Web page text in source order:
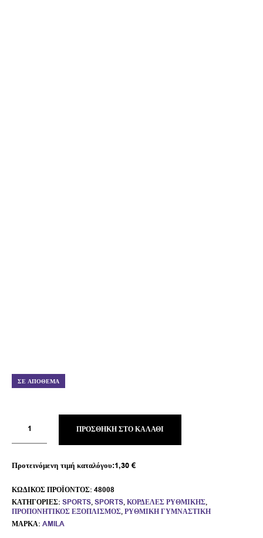
ΣΕ ΑΠΌΘΕΜΑ
ΠΡΟΣΘΉΚΗ ΣΤΟ ΚΑΛΆΘΙ
Προτεινόμενη τιμή καταλόγου:1,30€
ΚΩΔΙΚΌΣ ΠΡΟΪΌΝΤΟΣ: 48008
ΚΑΤΗΓΟΡΊΕΣ: SPORTS,SPORTS,ΚΟΡΔΈΛΕΣ ΡΥΘΜΙΚΉΣ,
ΠΡΟΠΟΝΗΤΙΚΌΣ ΕΞΟΠΛΙΣΜΌΣ,ΡΥΘΜΙΚΉ ΓΥΜΝΑΣΤΙΚΉ
ΜΆΡΚΑ: AMILA